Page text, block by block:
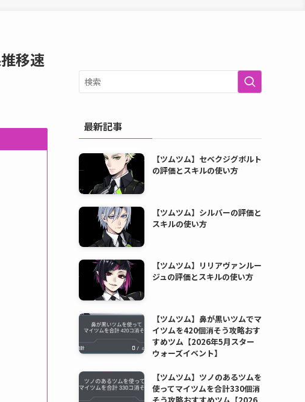
移速
最新記事
【ツムツム】セベクジグボルト
の評価とスキルの使い方
【ツムツム】シルバーの評価と
スキルの使い方
【ツムツム】リリアヴァンルー
ジュの評価とスキルの使い方
【ツムツム】鼻が黒いツムでマ
イツムを420個消そう攻略おす
すめツム【2026年5月スター
ウォーズイベント】
【ツムツム】ツノのあるツムを
使ってマイツムを合計330個消